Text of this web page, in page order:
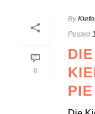
0
By
Posted
DIE
PIE